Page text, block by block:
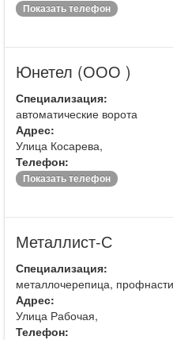
Показать телефон
Юнетел (ООО )
Специализация:
автоматические ворота
Адрес:
Улица Косарева,
Телефон:
Показать телефон
Металлист-С
Специализация:
металлочерепица,
Адрес:
Улица Рабочая,
Телефон: